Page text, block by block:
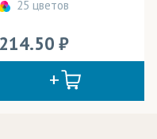
25 цветов
214.50